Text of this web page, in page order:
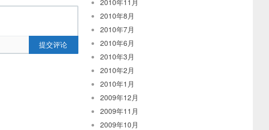
提交评论
2010年11月
2010年8月
2010年7月
2010年6月
2010年3月
2010年2月
2010年1月
2009年12月
2009年11月
2009年10月